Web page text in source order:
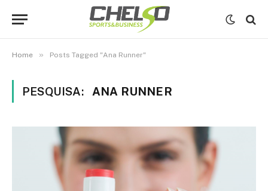
Home » Posts Tagged "Ana Runner"
PESQUISA: ANA RUNNER